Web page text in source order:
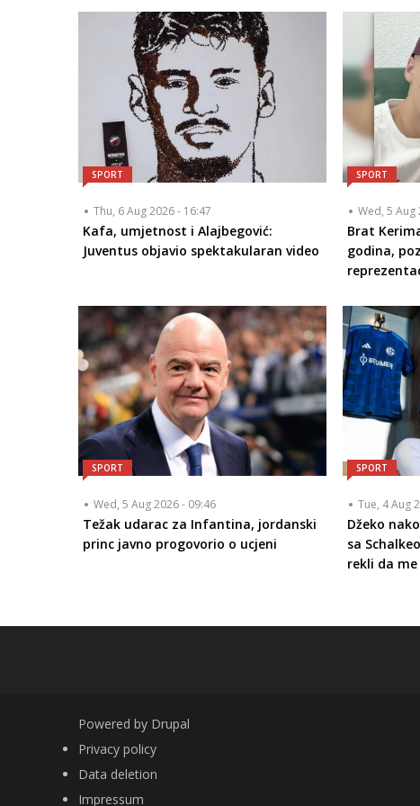
SPORT
Thu, 6 Aug 2026 - 16:47
Kafa, umjetnost i Alajbegović:
Juventus objavio spektakularan video
SPORT
Wed, 5 Aug
Brat
godina,
SPORT
Wed, 5 Aug 2026 - 09:46
Težak udarac za Infantina, jordanski
princ javno progovorio o ucjeni
SPORT
Tue, 4 Aug
Džeko
sa
rekli da
Powered by Drupal
FOOTER
Privacy policy
Data deletion
Impressum